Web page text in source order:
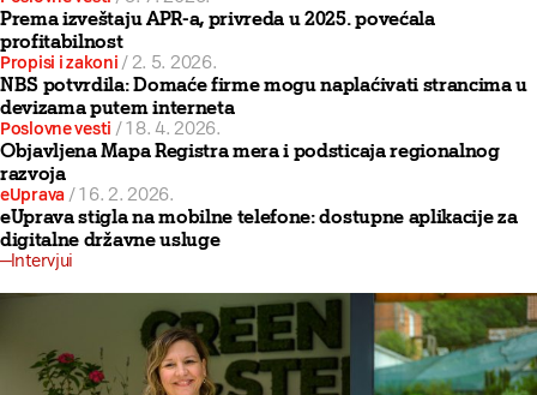
Prema izveštaju APR-a, privreda u 2025. povećala
profitabilnost
Propisi i zakoni / 2. 5. 2026.
NBS potvrdila: Domaće firme mogu naplaćivati strancima u
devizama putem interneta
Poslovne vesti /18. 4. 2026.
Objavljena Mapa Registra mera i podsticaja regionalnog
razvoja
eUprava /16. 2. 2026.
eUprava stigla na mobilne telefone: dostupne aplikacije za
digitalne državne usluge
Intervjui